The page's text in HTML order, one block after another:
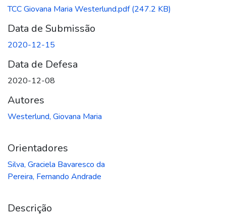
TCC Giovana Maria Westerlund.pdf(247.2 KB)
Data de Submissão
2020-12-15
Data de Defesa
2020-12-08
Autores
Westerlund, Giovana Maria
Orientadores
Silva, Graciela Bavaresco da
Pereira, Fernando Andrade
Descrição